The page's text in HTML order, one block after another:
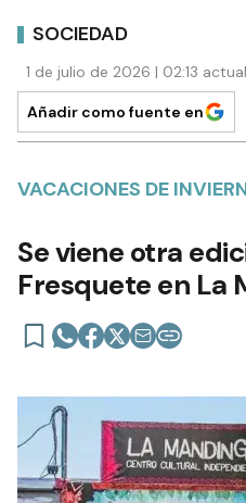
SOCIEDAD
1 de julio de 2026 | 02:13
Añadir como fuente en
VACACIONES DE
Se viene otra
Fresquete en La